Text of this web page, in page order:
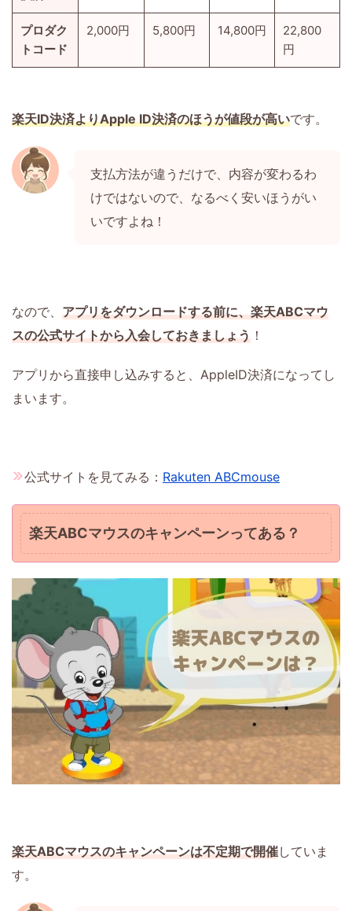
プロダク
トコード
2,000円 5,800円 14,800円
22,800
円
楽天ID決済よりApple ID決済のほうが値段が高いです。
支払方法が違うだけで、内容が変わるわ
けではないので、なるべく安いほうがい
いですよね！
なので、 アプリをダウンロードする前に、楽天ABCマウ
スの公式サイトから入会しておきましょう ！
アプリから直接申し込みすると、AppleID決済になってし
まいます。
公式サイトを見てみる： Rakuten ABCmouse
楽天ABCマウスのキャンペーンってある？
楽天ABCマウスのキャンペーンは不定期で開催していま
す。